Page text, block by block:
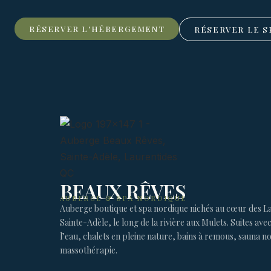
RÉSERVER L'HÉBERGEMENT RÉSERVER LE
BEAUX RÊVES
AUBERGE & SPA NORDIQUE
Auberge boutique et spa nordique nichés au cœur des
Sainte-Adèle, le long de la rivière aux Mulets. Suites
l’eau, chalets en pleine nature, bains à remous, sauna
massothérapie.